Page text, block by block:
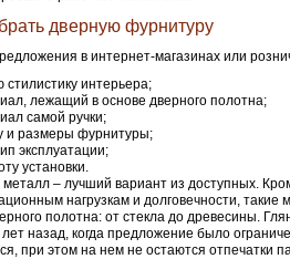
дверную фурнитуру
в интернет-магазинах или
интерьера;
лежащий в основе дверного полотна;
самой ручки;
и размеры фурнитуры;
эксплуатации;
установки.
– лучший вариант из доступных.
нагрузкам и долговечности,
полотна: от стекла до древесины.
лет назад, когда предложение было
при этом на нем не остаются отпечатки